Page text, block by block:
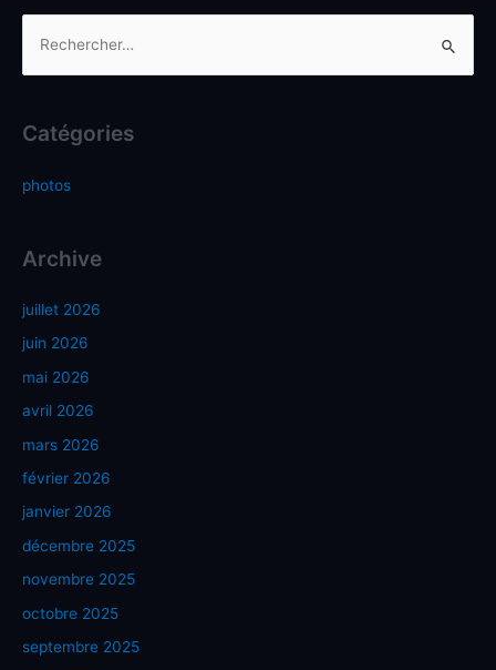
Catégories
photos
Archive
juillet 2026
juin 2026
mai 2026
avril 2026
mars 2026
février 2026
janvier 2026
décembre 2025
novembre 2025
octobre 2025
septembre 2025